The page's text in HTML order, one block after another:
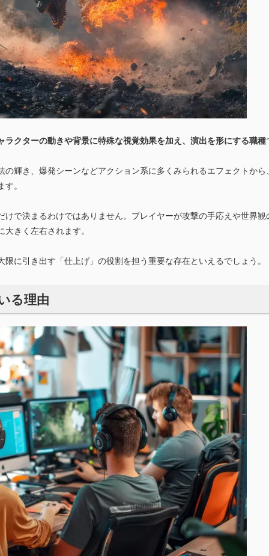
ラクターの動きや背景に特殊な視覚効果を加え、演出を形にする職種
輝き、爆発シーンなどアクション系に多くみられるエフェクトから
。
で決まるわけではありません。プレイヤーが攻撃の手応えや世界観
きく左右されます。
に引き出す「仕上げ」の役割を担う重要な存在といえるでしょう。
る理由